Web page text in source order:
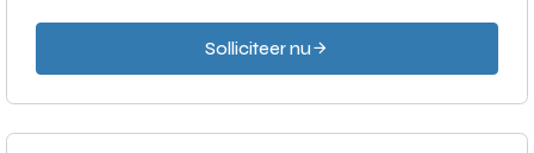
Solliciteer nu